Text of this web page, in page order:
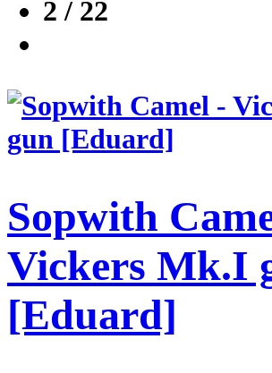
2 / 22
Sopwith
Vickers Mk.I
[Eduard]